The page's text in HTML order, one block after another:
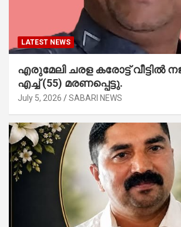
LATEST NEWS
എരുമേലി ചരള കരോട്ട് വീട്ടിൽ
എച്ച് (55) മരണപ്പെട്ടു.
July 5, 2026 SABARI NEWS